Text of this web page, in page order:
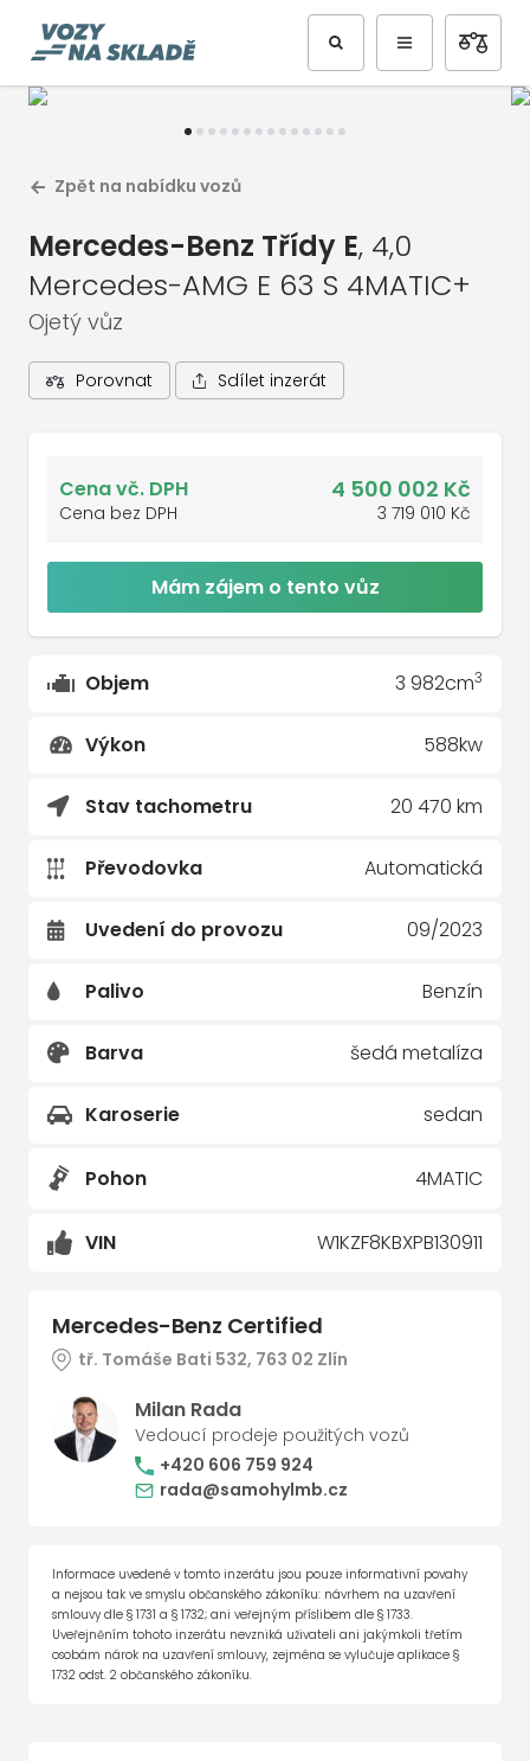
Zpět na nabídku vozů
Mercedes-Benz Třídy E, 4,0
Mercedes-AMG E 63 S 4MATIC+
Ojetý vůz
Porovnat Sdílet inzerát
Cena vč. DPH 4 500 002 Kč
Cena bez DPH 3 719 010 Kč
Mám zájem o tento vůz
Objem 3 982cm3
Výkon 588kw
Stav tachometru 20 470 km
Převodovka Automatická
Uvedení do provozu 09/2023
Palivo Benzín
Barva šedá metalíza
Karoserie sedan
Pohon 4MATIC
VIN W1KZF8KBXPB130911
Mercedes-Benz Certified
tř. Tomáše Bati 532, 763 02 Zlín
Milan Rada
Vedoucí prodeje použitých vozů
+420 606 759 924
rada@samohylmb.cz
Informace uvedené v tomto inzerátu jsou pouze informativní povahy
a nejsou tak ve smyslu občanského zákoníku: návrhem na uzavření
smlouvy dle § 1731 a § 1732; ani veřejným příslibem dle § 1733.
Uveřejněním tohoto inzerátu nevzniká uživateli ani jakýmkoli třetím
osobám nárok na uzavření smlouvy, zejména se vylučuje aplikace §
1732 odst. 2 občanského zákoníku.